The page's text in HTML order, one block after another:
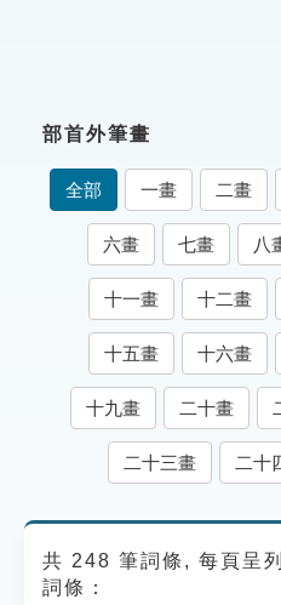
索引選單
知識索引
單字索引
生命大百科索引
遊戲專區
教學應用
部首外筆畫
全部 一畫 二畫
六畫 七畫 八
十一畫 十二畫
十五畫 十六畫
十九畫 二十畫
二十三畫 二十
共 248 筆詞條, 每頁呈
詞條：